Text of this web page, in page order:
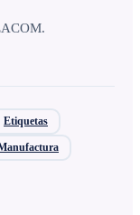
Etiquetas